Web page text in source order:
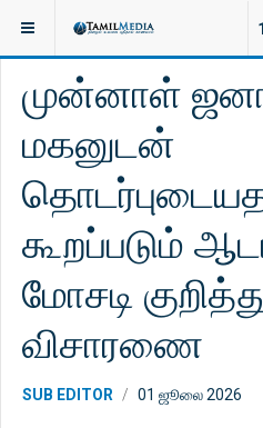
இருக்குமிடம்: செய்திகள்
முன்னாள்
மகனுடன்
கூறப்படும்
மோசடி
விசாரணை
SUB EDITOR 01 ஜூலை 2026